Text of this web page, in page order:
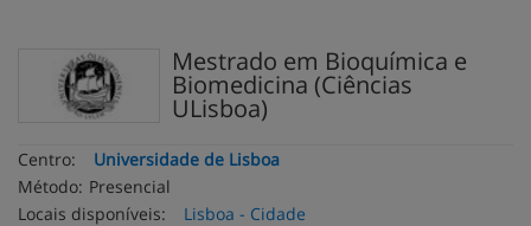
Mestrado em Bioquímica e
Biomedicina (Ciências
ULisboa)
Centro:
Universidade de Lisboa
Método: Presencial
Locais disponíveis:
Lisboa - Cidade